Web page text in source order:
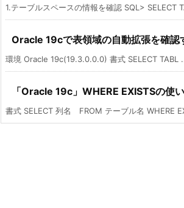
1.テーブルスペースの情報を確認 SQL> SELECT
Oracle 19cで表領域の自動拡張を確認
環境 Oracle 19c(19.3.0.0.0) 書式 SELECT TABL
「Oracle 19c」WHERE EXISTSの使
書式 SELECT 列名 FROM テーブル名 WHERE